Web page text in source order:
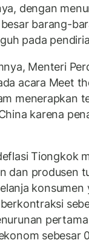
dengan
barang-
pada
Menteri
acara Meet
menerapkan
karena
Tiongkok
dan produsen
konsumen
sebesar